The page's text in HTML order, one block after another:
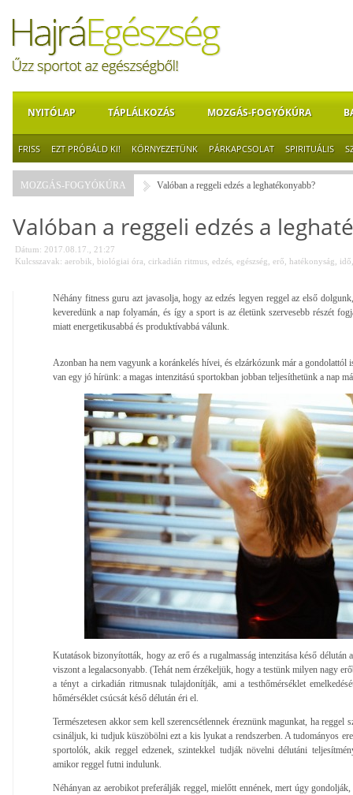
NYITÓLAP TÁPLÁLKOZÁS MOZGÁS-FOGYÓKÚRA
FRISS EZT PRÓBÁLD KI! KÖRNYEZETÜNK PÁRKAPCSOLAT SPIRITUÁLIS
MOZGÁS-FOGYÓKÚRA Valóban a reggeli edzés a leghatékonyabb?
Valóban a reggeli edzés a
Dátum: 2017.08.17., 21:27
Kulcsszavak: aerobik biológiai óra cirkadián ritmus edzés egészség erő hatékonyság idő
Néhány fitness guru azt javasolja, hogy az edzés legyen reggel az első
keveredünk a nap folyamán, és így a sport is az életünk szervesebb részét
miatt energetikusabbá és produktívabbá válunk.
Azonban ha nem vagyunk a koránkelés hívei, és elzárkózunk már a
van egy jó hírünk: a magas intenzitású sportokban jobban teljesíthetünk a nap
Kutatások bizonyították, hogy az erő és a rugalmasság intenzitása késő délután
viszont a legalacsonyabb. (Tehát nem érzékeljük, hogy a testünk milyen nagy
a tényt a cirkadián ritmusnak tulajdonítják, ami a testhőmérséklet
hőmérséklet csúcsát késő délután éri el.
Természetesen akkor sem kell szerencsétlennek éreznünk magunkat, ha reggel
csináljuk, ki tudjuk küszöbölni ezt a kis lyukat a rendszerben. A tudományos
sportolók, akik reggel edzenek, szintekkel tudják növelni délutáni
amikor reggel futni indulunk.
Néhányan az aerobikot preferálják reggel, mielőtt ennének, mert úgy